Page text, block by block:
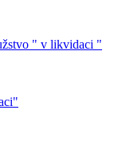
" v likvidaci "